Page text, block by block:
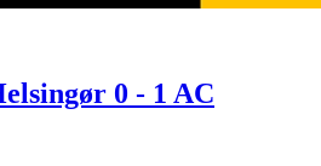
0 - 1 AC